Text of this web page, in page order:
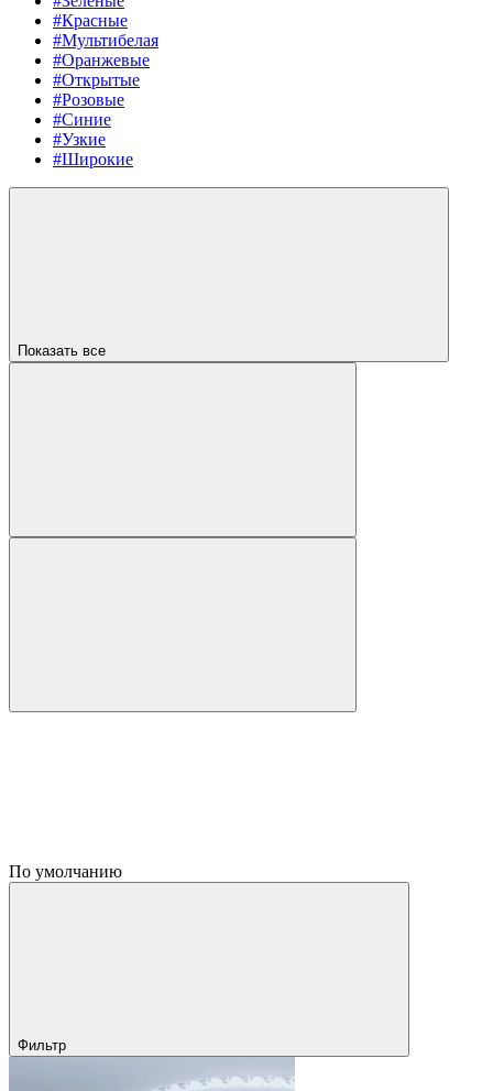
#Красные
#Мультибелая
#Оранжевые
#Открытые
#Розовые
#Синие
#Узкие
#Широкие
Показать все
По умолчанию
Фильтр